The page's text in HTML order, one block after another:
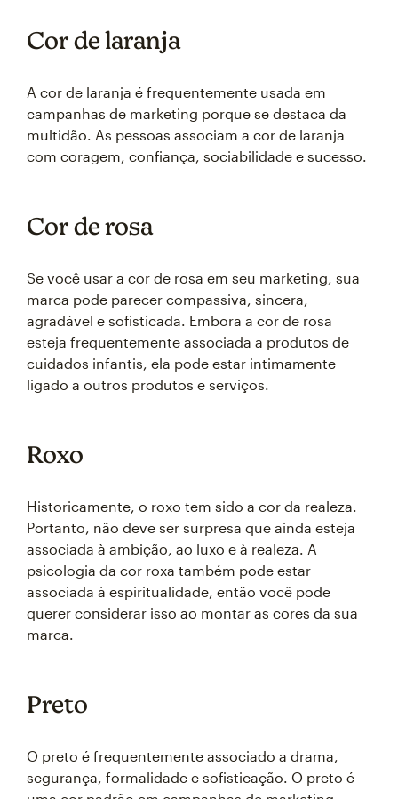
Cor de laranja
A cor de laranja é frequentemente usada em
campanhas de marketing porque se destaca da
multidão. As pessoas associam a cor de laranja
com coragem, confiança, sociabilidade e sucesso.
Cor de rosa
Se você usar a cor de rosa em seu marketing, sua
marca pode parecer compassiva, sincera,
agradável e sofisticada. Embora a cor de rosa
esteja frequentemente associada a produtos de
cuidados infantis, ela pode estar intimamente
ligado a outros produtos e serviços.
Roxo
Historicamente, o roxo tem sido a cor da realeza.
Portanto, não deve ser surpresa que ainda esteja
associada à ambição, ao luxo e à realeza. A
psicologia da cor roxa também pode estar
associada à espiritualidade, então você pode
querer considerar isso ao montar as cores da sua
marca.
Preto
O preto é frequentemente associado a drama,
segurança, formalidade e sofisticação. O preto é